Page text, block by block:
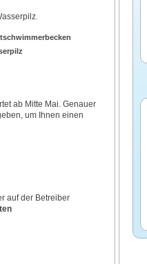
ab Mitte Mai. Genauer
um Ihnen einen
auf der Betreiber